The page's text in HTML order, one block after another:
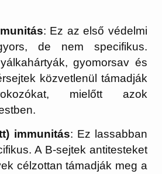
: Ez az első védelmi
de nem specifikus.
gyomorsav és
közvetlenül támadják
mielőtt azok
immunitás: Ez lassabban
A B-sejtek antitesteket
célzottan támadják meg a